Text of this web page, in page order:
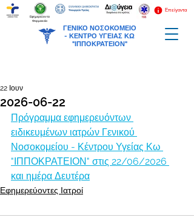
ΓΕΝΙΚΟ ΝΟΣΟΚΟΜΕΙΟ
- ΚΕΝΤΡΟ ΥΓΕΙΑΣ ΚΩ
"ΙΠΠΟΚΡΑΤΕΙΟΝ"
Επείγοντα
Εφημερεύοντα
Φαρμακεία
2026-06-22
22 Ιουν
Πρόγραμμα εφημερευόντων
ειδικευμένων ιατρών Γενικού
Νοσοκομείου - Κέντρου Υγείας Κω
"ΙΠΠΟΚΡΑΤΕΙΟΝ" στις 22/06/2026
και ημέρα Δευτέρα
Εφημερεύοντες Ιατροί